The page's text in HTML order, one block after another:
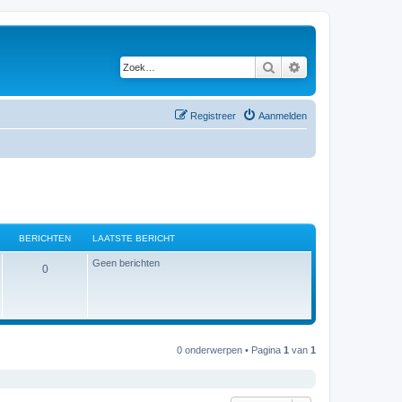
Zoek
Aanmelden
Registreer
BERICHTEN LAATSTE BERICHT
0B
Geen berichten
0 onderwerpen • Pagina 1 van 1